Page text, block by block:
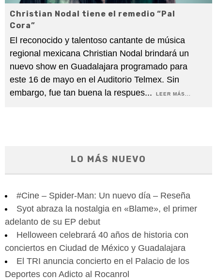
Christian Nodal tiene el remedio “Pal
Cora”
El reconocido y talentoso cantante de música
regional mexicana Christian Nodal brindará un
nuevo show en Guadalajara programado para
este 16 de mayo en el Auditorio Telmex. Sin
embargo, fue tan buena la respues... LEER MÁS...
LO MÁS NUEVO
#Cine – Spider-Man: Un nuevo día – Reseña
Syot abraza la nostalgia en «Blame», el primer
adelanto de su EP debut
Helloween celebrará 40 años de historia con
conciertos en Ciudad de México y Guadalajara
El TRI anuncia concierto en el Palacio de los
Deportes con Adicto al Rocanrol